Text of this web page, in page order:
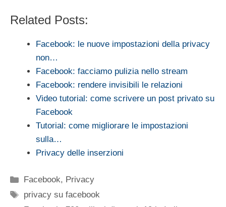
Related Posts:
Facebook: le nuove impostazioni della privacy
non…
Facebook: facciamo pulizia nello stream
Facebook: rendere invisibili le relazioni
Video tutorial: come scrivere un post privato su
Facebook
Tutorial: come migliorare le impostazioni
sulla…
Privacy delle inserzioni
Categorie
Facebook, Privacy
Tag
privacy su facebook